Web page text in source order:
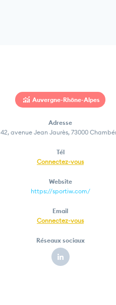
Auvergne-Rhône-Alpes
Adresse
42, avenue Jean Jaurès, 73000
Tél
Connectez-vous
Website
https://sportiw.com/
Email
Connectez-vous
Réseaux sociaux